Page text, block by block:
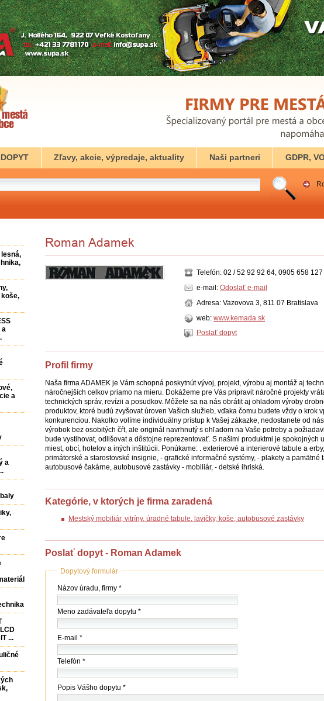
Zľavy, akcie, výpredaje, aktuality Naši partneri GDPR,
Telefón: 02 / 52 92 92 64, 0905 658 127
e-mail: Odoslať e-mail
Adresa: Vazovova 3, 811 07 Bratislava
web: www.kemada.sk
Poslať dopyt
Profil firmy
Naša firma ADAMEK je Vám schopná poskytnút vývoj, projekt, výrobu aj montáž aj
náročnejších celkov priamo na mieru. Dokážeme pre Vás pripravit náročné projekty
technických správ, revízii a posudkov. Môžete sa na nás obrátit aj ohladom výroby
produktov, ktoré budú zvyšovat úroven Vašich služieb, vďaka čomu budete vždy o krok
konkurenciou. Nakolko volíme individuálny prístup k Vašej zákazke, nedostanete od
výrobok bez osobitých čŕt, ale originál navrhnutý s ohľadom na Vaše potreby a
bude vystihovat, odlišovat a dôstojne reprezentovať. S našimi produktmi je spokojných
miest, obcí, hotelov a iných inštitúcii. Ponúkame: . exterierové a interierové tabule a
primátorské a starostovské insignie, - grafické informačné systémy, - plakety a pamätné
autobusové čakárne, autobusové zastávky - mobiliár, - detské ihriská.
Kategórie, v ktorých je firma zaradená
Mestský mobiliár, vitríny, úradné tabule, lavičky, koše, autobusové zastávky
Poslať dopyt - Roman Adamek
Dopytový formulár
Názov
(firmy
/
úradu)
Názov úradu, firmy *
Meno zadávateľa dopytu *
E-mail *
Telefón *
Popis Vášho dopytu *
lesná,
a
a
a
...